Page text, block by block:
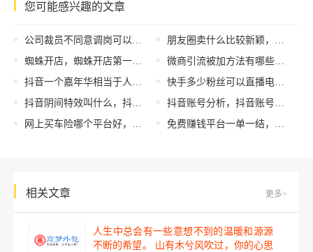
您可能感兴趣的文章
公司裁员不同意调岗可以赔偿吗（公司裁员方案）
蜘蛛开店，蜘蛛开店第一课时说课稿？
抖音一个嘉年华相当于人民币多少钱，抖音里的一个嘉年华多少人民币？
抖音阴间特效叫什么，抖音里的美女视频是怎样拍出来的？
网上买车险哪个平台好，网上买车险哪个平台好点
朋友圈卖什么比较新颖，朋友圈卖什么比较新颖好卖？
微商引流被加方法有哪些？微商引流推广方法免费推荐！
快手多少粉丝可以直播电影电视剧（快手多少粉丝可以直播看电影）
抖音账号分析，抖音账号数据分析？
免费赚钱平台一单一结，一单一结免费赚钱平台？
相关文章 更多>
人生中总会有一些意想不到的温暖和源源
不断的希望。 山有木兮风吹过，你的心思